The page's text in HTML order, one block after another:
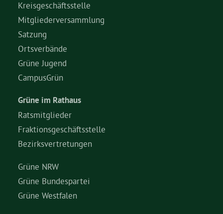
Grüne Jugend
Aktuelles
Termine
Kontakt
Kreisgeschäftsstelle
Mitgliederversammlung
Satzung
Ortsverbände
Grüne Jugend
CampusGrün
Grüne im Rathaus
Ratsmitglieder
Fraktionsgeschäftsstelle
Bezirksvertretungen
Grüne NRW
Grüne Bundespartei
Grüne Westfalen